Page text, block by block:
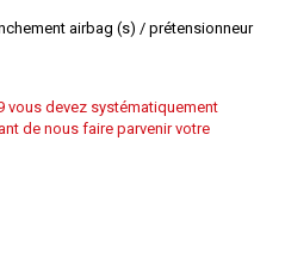
airbag (s) / prétensionneur
vous devez systématiquement
de nous faire parvenir votre